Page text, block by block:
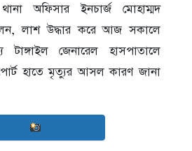
অফিসার ইনচার্জ মোহাম্মদ
লাশ উদ্ধার করে আজ সকালে
জেনারেল হাসপাতালে
হাতে মৃত্যুর আসল কারণ জানা